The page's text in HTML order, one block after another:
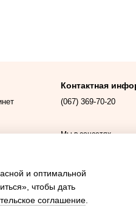
Контактная
(067) 369-70-20
Мы в соцсетях
и оптимальной
чтобы дать
соглашение